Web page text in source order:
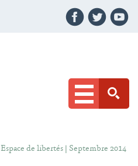
Espace de libertés | Septembre 2014